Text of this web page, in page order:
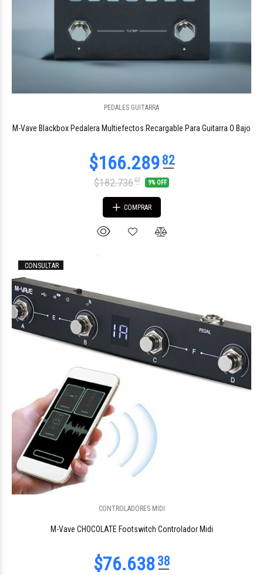
PEDALES GUITARRA
M-Vave Blackbox Pedalera Multiefectos Recargable Para Guitarra O Bajo
$182.73607 9% OFF
COMPRAR
CONSULTAR
CONTROLADORES MIDI
M-Vave CHOCOLATE Footswitch Controlador Midi
$51.23188